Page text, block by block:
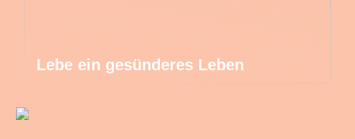
Lebe ein gesünderes Leben